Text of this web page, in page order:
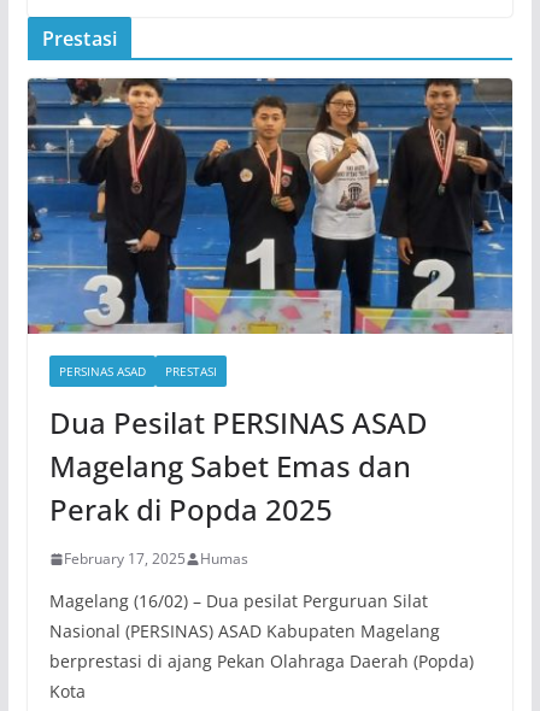
Prestasi
PERSINAS ASAD PRESTASI
Dua Pesilat PERSINAS ASAD
Magelang Sabet Emas dan
Perak di Popda 2025
February 17, 2025 Humas
Magelang (16/02) – Dua pesilat Perguruan Silat
Nasional (PERSINAS) ASAD Kabupaten Magelang
berprestasi di ajang Pekan Olahraga Daerah (Popda)
Kota